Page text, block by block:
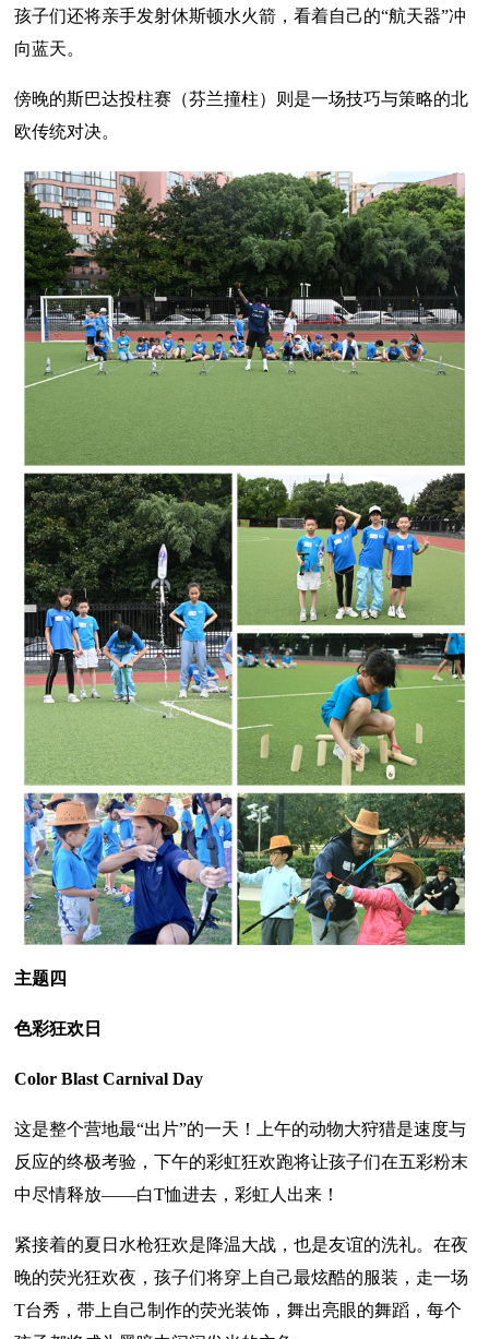
孩子们还将亲手发射休斯顿水火箭，看着自己的“航天器”冲
向蓝天。
傍晚的斯巴达投柱赛（芬兰撞柱）则是一场技巧与策略的北
欧传统对决。
主题四
色彩狂欢日
Color Blast Carnival Day
这是整个营地最“出片”的一天！上午的动物大狩猎是速度与
反应的终极考验，下午的彩虹狂欢跑将让孩子们在五彩粉末
中尽情释放——白T恤进去，彩虹人出来！
紧接着的夏日水枪狂欢是降温大战，也是友谊的洗礼。在夜
晚的荧光狂欢夜，孩子们将穿上自己最炫酷的服装，走一场
T台秀，带上自己制作的荧光装饰，舞出亮眼的舞蹈，每个